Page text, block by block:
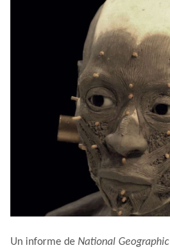
Un informe de National Geographic